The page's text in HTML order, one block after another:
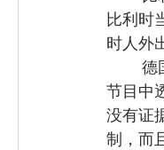
比利时
时人外
德
节目中
没有证
制，而